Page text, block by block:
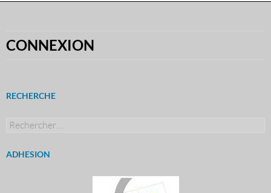
CONNEXION
RECHERCHE
Rechercher :
ADHESION